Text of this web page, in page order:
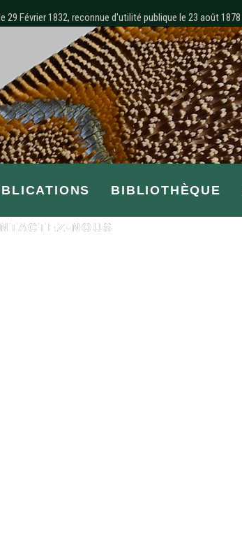
29 Février 1832, reconnue d'utilité publique le 23 août 1878
BIBLIOTHÈQUE
NOUS